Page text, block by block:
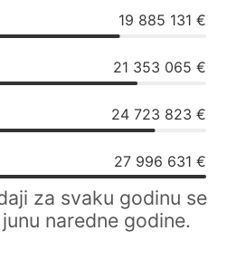
19 885 131 €
21 353 065 €
24 723 823 €
27 996 631 €
za svaku godinu se
naredne godine.